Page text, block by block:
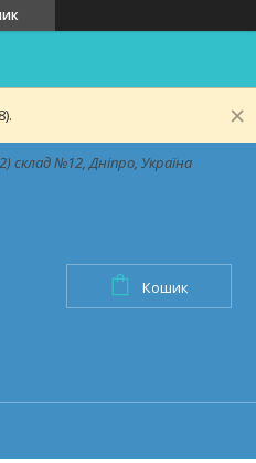
склад №12, Дніпро, Україна
Кошик